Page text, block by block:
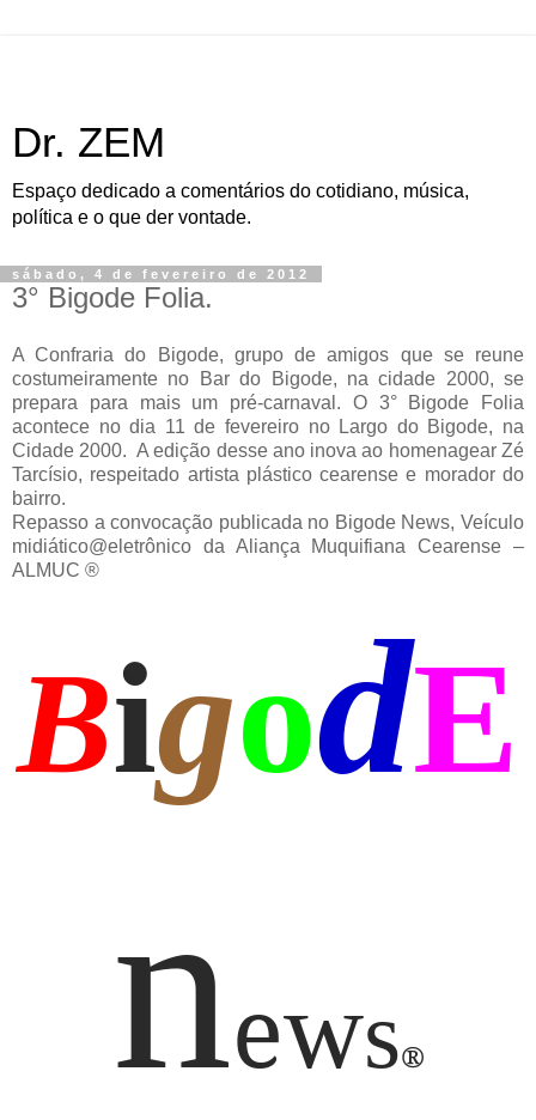
Dr. ZEM
Espaço dedicado a comentários do cotidiano, música,
política e o que der vontade.
sábado, 4 de fevereiro de 2012
3° Bigode Folia.
A Confraria do Bigode, grupo de amigos que se reune
costumeiramente no Bar do Bigode, na cidade 2000, se
prepara para mais um pré-carnaval. O 3° Bigode Folia
acontece no dia 11 de fevereiro no Largo do Bigode, na
Cidade 2000. A edição desse ano inova ao homenagear Zé
Tarcísio, respeitado artista plástico cearense e morador do
bairro.
Repasso a convocação publicada no Bigode News, Veículo
midiático@eletrônico da Aliança Muquifiana Cearense –
ALMUC ®
BigodE
news®